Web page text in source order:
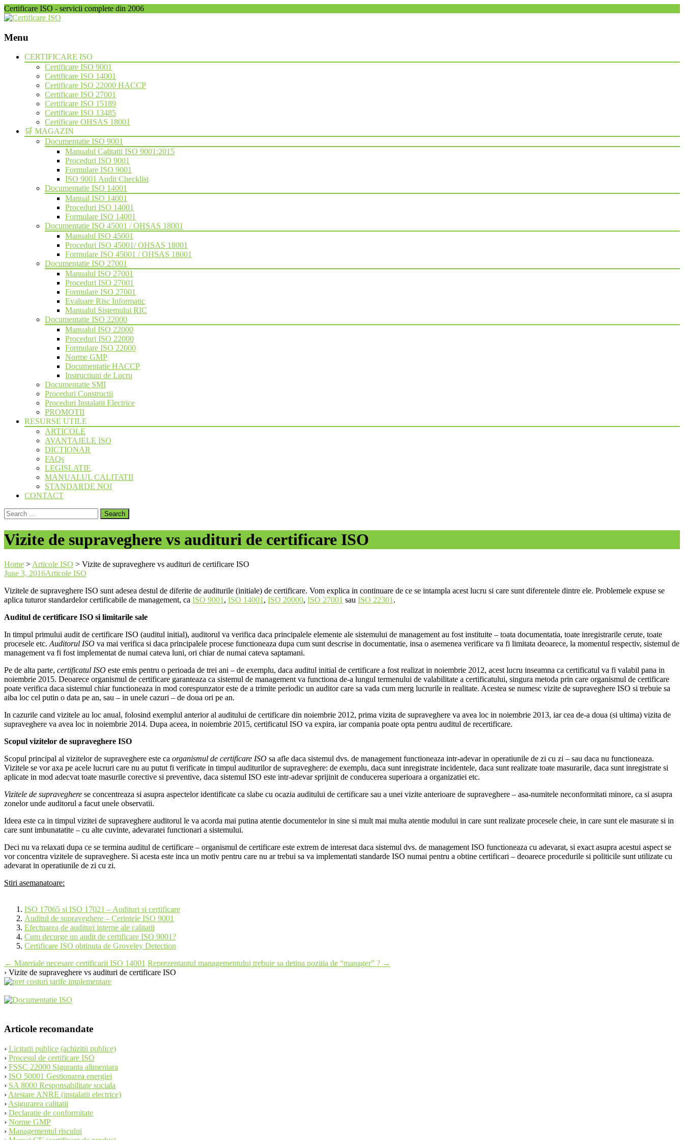
Certificare ISO - servicii complete din 2006
Menu
Skip
CERTIFICARE ISO
Certificare ISO 9001
Certificare ISO 14001
Certificare ISO 22000 HACCP
Certificare ISO 27001
Certificare ISO 15189
Certificare ISO 13485
Certificare OHSAS 18001
🛒 MAGAZIN
Documentatie ISO 9001
Manualul Calitatii ISO 9001:2015
Proceduri ISO 9001
Formulare ISO 9001
ISO 9001 Audit Checklist
Documentatie ISO 14001
Manual ISO 14001
Proceduri ISO 14001
Formulare ISO 14001
Documentatie ISO 45001 / OHSAS 18001
Manualul ISO 45001
Proceduri ISO 45001/ OHSAS 18001
Formulare ISO 45001 / OHSAS 18001
Documentatie ISO 27001
Manualul ISO 27001
Proceduri ISO 27001
Formulare ISO 27001
Evaluare Risc Informatic
Manualul Sistemului RIC
Documentatie ISO 22000
Manualul ISO 22000
Proceduri ISO 22000
Formulare ISO 22000
Norme GMP
Documentatie HACCP
Instructiuni de Lucru
Documentatie SMI
Proceduri Constructii
Proceduri Instalatii Electrice
PROMOTII
RESURSE UTILE
ARTICOLE
AVANTAJELE ISO
DICTIONAR
FAQs
LEGISLATIE
MANUALUL CALITATII
STANDARDE NOI
CONTACT
Search
for:
Vizite de supraveghere vs audituri de certificare ISO
Home > Articole ISO > Vizite de supraveghere vs audituri de certificare ISO
June 3, 2016Articole ISO
Vizitele de supraveghere ISO sunt adesea destul de diferite de auditurile (initiale) de certificare. Vom explica in continuare de ce se intampla acest lucru si care sunt diferentele dintre ele. Problemele expuse se
aplica tuturor standardelor certificabile de management, ca ISO 9001 , ISO 14001 , ISO 20000, ISO 27001 sau ISO 22301 .
Auditul de certificare ISO si limitarile sale
In timpul primului audit de certificare ISO (auditul initial), auditorul va verifica daca principalele elemente ale sistemului de management au fost instituite – toata documentatia, toate inregistrarile cerute, toate
procesele etc. Auditorul ISO va mai verifica si daca principalele procese functioneaza dupa cum sunt descrise in documentatie, insa o asemenea verificare va fi limitata deoarece, la momentul respectiv, sistemul de
management va fi fost implementat de numai cateva luni, ori chiar de numai cateva saptamani.
Pe de alta parte, certificatul ISO este emis pentru o perioada de trei ani – de exemplu, daca auditul initial de certificare a fost realizat in noiembrie 2012, acest lucru inseamna ca certificatul va fi valabil pana in
noiembrie 2015. Deoarece organismul de certificare garanteaza ca sistemul de management va functiona de-a lungul termenului de valabilitate a certificatului, singura metoda prin care organismul de certificare
poate verifica daca sistemul chiar functioneaza in mod corespunzator este de a trimite periodic un auditor care sa vada cum merg lucrurile in realitate. Acestea se numesc vizite de supraveghere ISO si trebuie sa
aiba loc cel putin o data pe an, sau – in unele cazuri – de doua ori pe an.
In cazurile cand vizitele au loc anual, folosind exemplul anterior al auditului de certificare din noiembrie 2012, prima vizita de supraveghere va avea loc in noiembrie 2013, iar cea de-a doua (si ultima) vizita de
supraveghere va avea loc in noiembrie 2014. Dupa aceea, in noiembrie 2015, certificatul ISO va expira, iar compania poate opta pentru auditul de recertificare.
Scopul vizitelor de supraveghere ISO
Scopul principal al vizitelor de supraveghere este ca organismul de certificare ISO sa afle daca sistemul dvs. de management functioneaza intr-adevar in operatiunile de zi cu zi – sau daca nu functioneaza.
Vizitele se vor axa pe acele lucruri care nu au putut fi verificate in timpul auditurilor de supraveghere: de exemplu, daca sunt inregistrate incidentele, daca sunt realizate toate masurarile, daca sunt inregistrate si
aplicate in mod adecvat toate masurile corective si preventive, daca sistemul ISO este intr-adevar sprijinit de conducerea superioara a organizatiei etc.
Vizitele de supraveghere se concentreaza si asupra aspectelor identificate ca slabe cu ocazia auditului de certificare sau a unei vizite anterioare de supraveghere – asa-numitele neconformitati minore, ca si asupra
zonelor unde auditorul a facut unele observatii.
Ideea este ca in timpul vizitei de supraveghere auditorul le va acorda mai putina atentie documentelor in sine si mult mai multa atentie modului in care sunt realizate procesele cheie, in care sunt ele masurate si in
care sunt imbunatatite – cu alte cuvinte, adevaratei functionari a sistemului.
Deci nu va relaxati dupa ce se termina auditul de certificare – organismul de certificare este extrem de interesat daca sistemul dvs. de management ISO functioneaza cu adevarat, si exact asupra acestui aspect se
vor concentra vizitele de supraveghere. Si acesta este inca un motiv pentru care nu ar trebui sa va implementati standarde ISO numai pentru a obtine certificari – deoarece procedurile si politicile sunt utilizate cu
adevarat in operatiunile de zi cu zi.
Stiri asemanatoare:
ISO 17065 si ISO 17021 – Audituri si certificare
Auditul de supraveghere – Cerintele ISO 9001
Efectuarea de audituri interne ale calitatii
Cum decurge un audit de certificare ISO 9001?
Certificare ISO obtinuta de Groveley Detection
Post
navigation
← Materiale necesare certificarii ISO 14001 Reprezentantul managementului trebuie sa detina pozitia de “manager” ? →
› Vizite de supraveghere vs audituri de certificare ISO
Articole recomandate
› Licitatii publice (achizitii publice)
› Procesul de certificare ISO
› FSSC 22000 Siguranta alimentara
› ISO 50001 Gestionarea energiei
› SA 8000 Responsabilitate sociala
› Atestare ANRE (instalatii electrice)
› Asigurarea calitatii
› Declaratie de conformitate
› Norme GMP
› Managementul riscului